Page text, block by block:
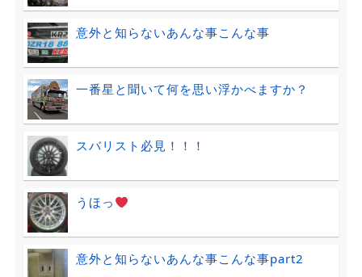
意外と知らないあんな事こんな事
一番星と聞いて何を思い浮かべますか？
スバリスト必見！！！
うほっ
意外と知らないあんな事こんな事part2